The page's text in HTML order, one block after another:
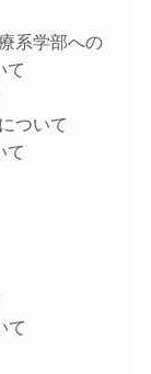
系学部への
て
ついて
て